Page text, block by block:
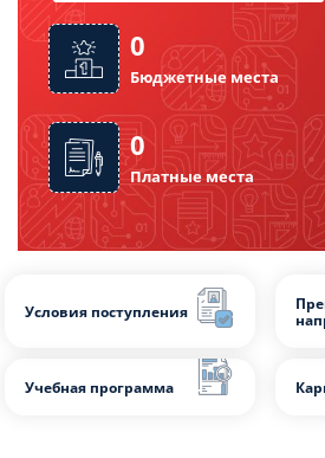
Форма обучения: очная